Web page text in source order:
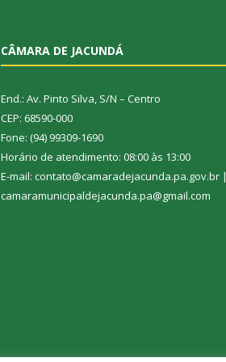
CÂMARA DE JACUNDÁ
End.: Av. Pinto Silva, S/N – Centro
CEP: 68590-000
Fone: (94) 99309-1690
Horário de atendimento: 08:00 às 13:00
E-mail: contato@camaradejacunda.pa.gov.br |
camaramunicipaldejacunda.pa@gmail.com